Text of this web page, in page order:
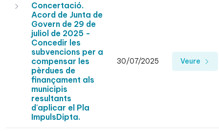
Concertació.
Acord de Junta de
Govern de 29 de
juliol de 2025 -
Concedir les
subvencions per a
compensar les
pèrdues de
finançament als
municipis
resultants
d'aplicar el Pla
ImpulsDipta.
30/07/2025 Veure